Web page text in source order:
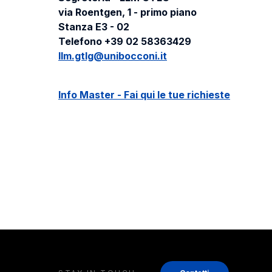
via Roentgen, 1 - primo piano
Stanza E3 - 02
Telefono +39 02 58363429
llm.gtlg@unibocconi.it
Info Master - Fai qui le tue richieste